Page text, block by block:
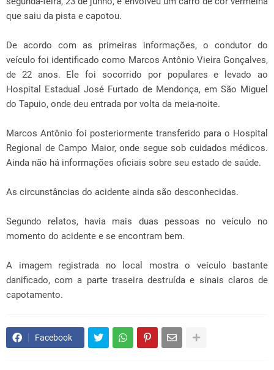
que saiu da pista e capotou.
De acordo com as primeiras informações, o condutor do
veículo foi identificado como Marcos Antônio Vieira Gonçalves,
de 22 anos. Ele foi socorrido por populares e levado ao
Hospital Estadual José Furtado de Mendonça, em São Miguel
do Tapuio, onde deu entrada por volta da meia-noite.
Marcos Antônio foi posteriormente transferido para o Hospital
Regional de Campo Maior, onde segue sob cuidados médicos.
Ainda não há informações oficiais sobre seu estado de saúde.
As circunstâncias do acidente ainda são desconhecidas.
Segundo relatos, havia mais duas pessoas no veículo no
momento do acidente e se encontram bem.
A imagem registrada no local mostra o veículo bastante
danificado, com a parte traseira destruída e sinais claros de
capotamento.
Facebook